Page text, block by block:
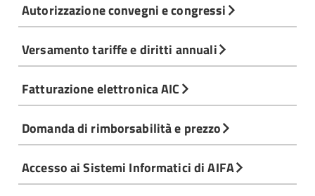
Autorizzazione convegni e congressi
Versamento tariffe e diritti annuali
Fatturazione elettronica AIC
Domanda di rimborsabilità e prezzo
Accesso ai Sistemi Informatici di AIFA